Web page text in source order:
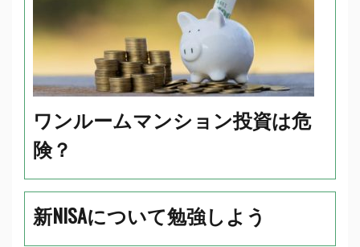
ワンルームマンション投資は危
険？
新NISAについて勉強しよう